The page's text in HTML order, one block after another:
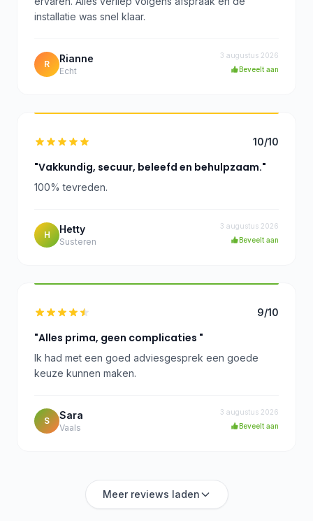
installatie was snel klaar.
R Rianne
Echt
3 augustus 2026
Beveelt aan
10/10
"Vakkundig, secuur, beleefd en behulpzaam."
100% tevreden.
H Hetty
Susteren
3 augustus 2026
Beveelt aan
9/10
"Alles prima, geen complicaties "
Ik had met een goed adviesgesprek een goede
keuze kunnen maken.
S Sara
Vaals
3 augustus 2026
Beveelt aan
Meer reviews laden